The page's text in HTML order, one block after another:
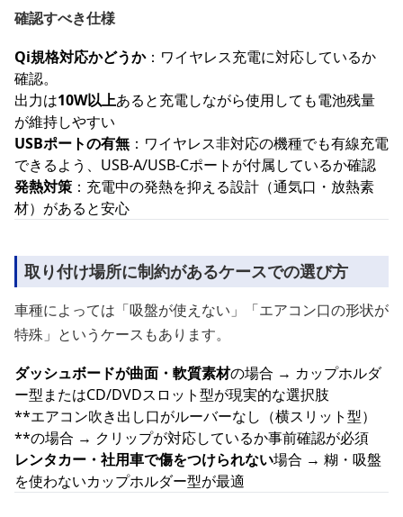
確認すべき仕様
Qi規格対応かどうか：ワイヤレス充電に対応しているか
確認。
出力は10W以上あると充電しながら使用しても電池残量
が維持しやすい
USBポートの有無 ：ワイヤレス非対応の機種でも有線充電
できるよう、USB-A/USB-Cポートが付属しているか確認
発熱対策 ：充電中の発熱を抑える設計（通気口・放熱素
材）があると安心
取り付け場所に制約があるケースでの選び方
車種によっては「吸盤が使えない」「エアコン口の形状が
特殊」というケースもあります。
ダッシュボードが曲面・軟質素材の場合 → カップホルダ
ー型またはCD/DVDスロット型が現実的な選択肢
**エアコン吹き出し口がルーバーなし（横スリット型）
**の場合 → クリップが対応しているか事前確認が必須
レンタカー・社用車で傷をつけられない場合 → 糊・吸盤
を使わないカップホルダー型が最適